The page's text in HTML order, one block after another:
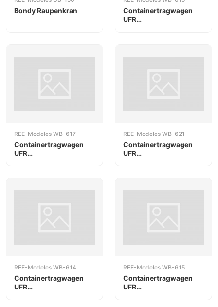
Bondy Raupenkran
Containertragwagen
UFR
REE-Modeles WB-617
Containertragwagen
UFR
REE-Modeles WB-621
Containertragwagen
UFR
REE-Modeles WB-614
Containertragwagen
UFR
REE-Modeles WB-615
Containertragwagen
UFR